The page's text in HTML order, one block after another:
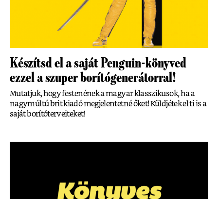
Készítsd el a saját Penguin-könyved
ezzel a szuper borítógenerátorral!
Mutatjuk, hogy festenének a magyar klasszikusok, ha a
nagymúltú brit kiadó megjelentetné őket! Küldjétek el ti is a
saját borítóterveiteket!